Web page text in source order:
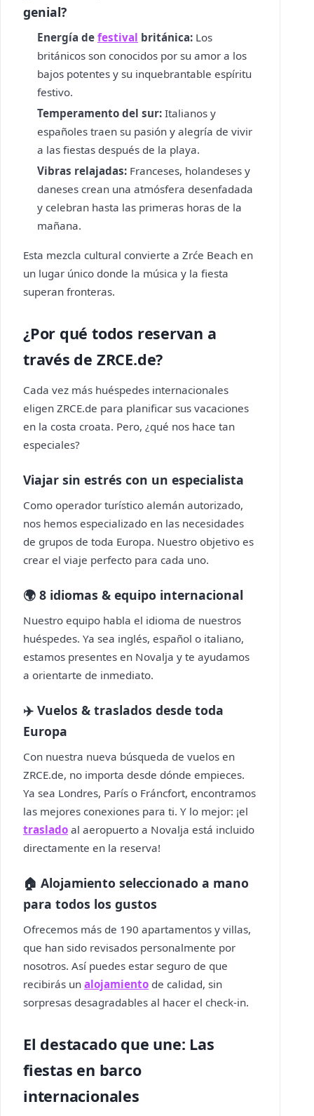
genial?
Energía de festival británica: Los
británicos son conocidos por su amor a los
bajos potentes y su inquebrantable espíritu
festivo.
Temperamento del sur: Italianos y
españoles traen su pasión y alegría de vivir
a las fiestas después de la playa.
Vibras relajadas: Franceses, holandeses y
daneses crean una atmósfera desenfadada
y celebran hasta las primeras horas de la
mañana.
Esta mezcla cultural convierte a Zrće Beach en
un lugar único donde la música y la fiesta
superan fronteras.
¿Por qué todos reservan a
través de ZRCE.de?
Cada vez más huéspedes internacionales
eligen ZRCE.de para planificar sus vacaciones
en la costa croata. Pero, ¿qué nos hace tan
especiales?
Viajar sin estrés con un especialista
Como operador turístico alemán autorizado,
nos hemos especializado en las necesidades
de grupos de toda Europa. Nuestro objetivo es
crear el viaje perfecto para cada uno.
🌍 8 idiomas & equipo internacional
Nuestro equipo habla el idioma de nuestros
huéspedes. Ya sea inglés, español o italiano,
estamos presentes en Novalja y te ayudamos
a orientarte de inmediato.
✈️ Vuelos & traslados desde toda
Europa
Con nuestra nueva búsqueda de vuelos en
ZRCE.de, no importa desde dónde empieces.
Ya sea Londres, París o Fráncfort, encontramos
las mejores conexiones para ti. Y lo mejor: ¡el
traslado al aeropuerto a Novalja está incluido
directamente en la reserva!
🏠 Alojamiento seleccionado a mano
para todos los gustos
Ofrecemos más de 190 apartamentos y villas,
que han sido revisados personalmente por
nosotros. Así puedes estar seguro de que
recibirás un alojamiento de calidad, sin
sorpresas desagradables al hacer el check-in.
El destacado que une: Las
fiestas en barco
internacionales